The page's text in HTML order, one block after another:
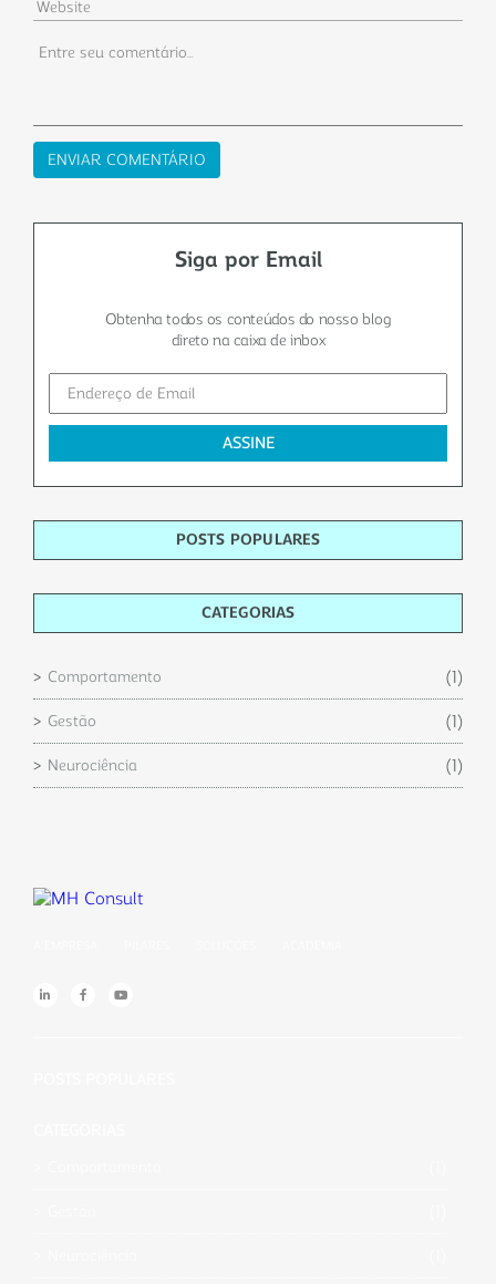
Siga por Email
Obtenha todos os conteúdos do nosso blog
direto na caixa de inbox
POSTS POPULARES
CATEGORIAS
Comportamento (1)
Gestão (1)
Neurociência (1)